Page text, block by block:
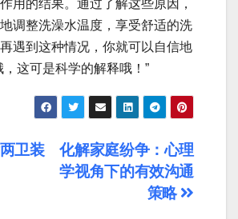
用的结果。通过了解这些原因，
调整洗澡水温度，享受舒适的洗
遇到这种情况，你就可以自信地
，这可是科学的解释哦！”
化解家庭纷争：心理
学视角下的有效沟通
策略
卫装